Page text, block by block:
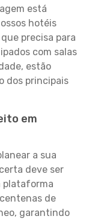
está
hotéis
precisa para
com salas
estão
dos principais
em
a sua
deve ser
plataforma
de
garantindo